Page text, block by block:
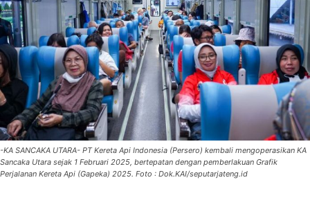
-KA SANCAKA UTARA- PT Kereta Api Indonesia (Persero) kembali mengoperasikan KA
Sancaka Utara sejak 1 Februari 2025, bertepatan dengan pemberlakuan Grafik
Perjalanan Kereta Api (Gapeka) 2025. Foto : Dok.KAI/seputarjateng.id